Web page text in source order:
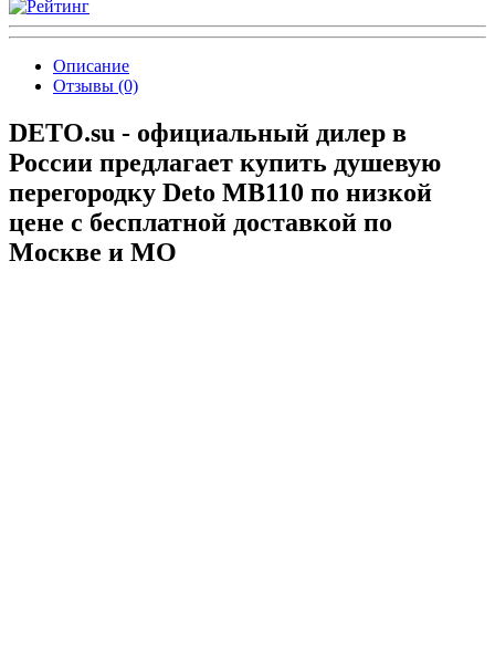
Описание
Отзывы (0)
DETO.su - официальный дилер в
России предлагает купить душевую
перегородку Deto MB110 по низкой
цене с бесплатной доставкой по
Москве и МО